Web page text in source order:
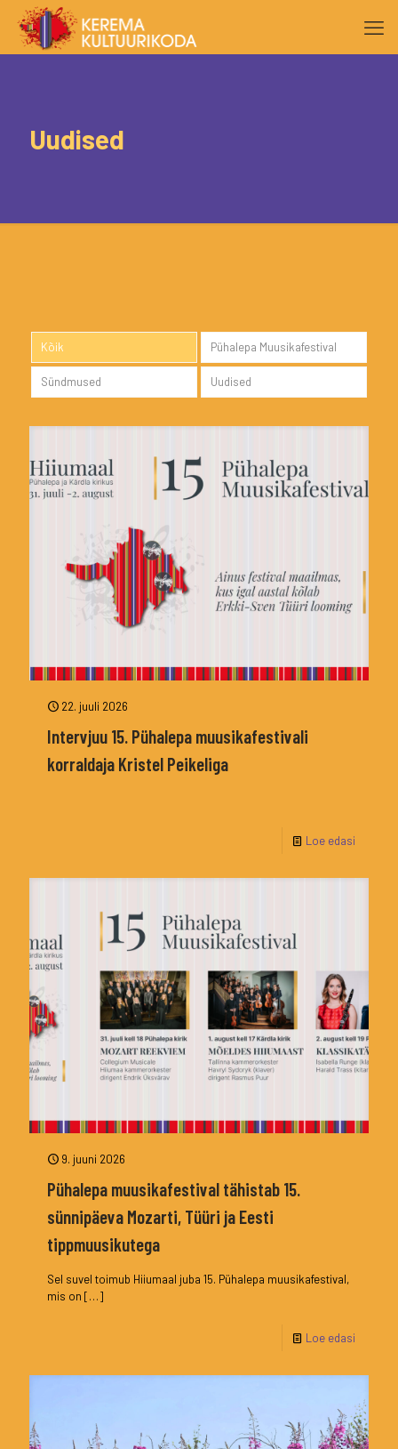
Uudised
Kõik Pühalepa Muusikafestival
Sündmused Uudised
22. juuli 2026
Intervjuu 15. Pühalepa muusikafestivali
korraldaja Kristel Peikeliga
Loe edasi
9. juuni 2026
Pühalepa muusikafestival tähistab 15.
sünnipäeva Mozarti, Tüüri ja Eesti
tippmuusikutega
Sel suvel toimub Hiiumaal juba 15. Pühalepa muusikafestival,
mis on […]
Loe edasi